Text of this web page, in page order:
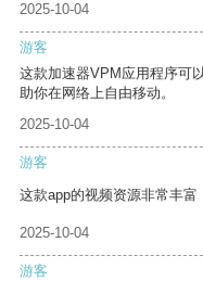
2025-10-04
游客
这款加速器VPM应用程序可
助你在网络上自由移动。
2025-10-04
游客
这款app的视频资源非常丰富
2025-10-04
游客